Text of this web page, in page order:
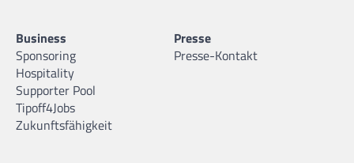
Business
Sponsoring
Hospitality
Supporter Pool
Tipoff4Jobs
Zukunftsfähigkeit
Presse
Presse-Kontakt